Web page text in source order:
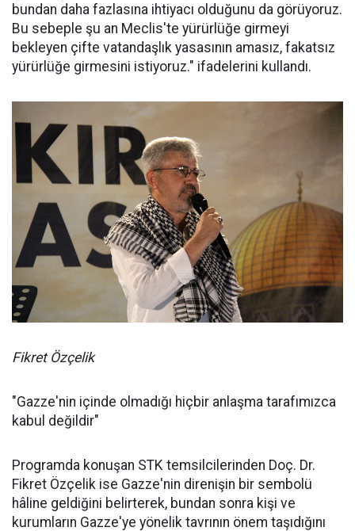
bundan daha fazlasına ihtiyacı olduğunu da görüyoruz.
Bu sebeple şu an Meclis'te yürürlüğe girmeyi
bekleyen çifte vatandaşlık yasasının amasız, fakatsız
yürürlüğe girmesini istiyoruz." ifadelerini kullandı.
Fikret Özçelik
"Gazze'nin içinde olmadığı hiçbir anlaşma tarafımızca
kabul değildir"
Programda konuşan STK temsilcilerinden Doç. Dr.
Fikret Özçelik ise Gazze'nin direnişin bir sembolü
hâline geldiğini belirterek, bundan sonra kişi ve
kurumların Gazze'ye yönelik tavrının önem taşıdığını